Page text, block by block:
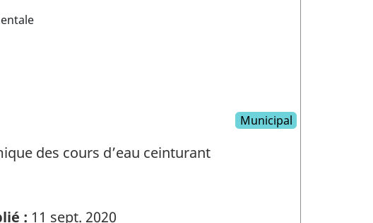
Municipal
des cours d’eau ceinturant
: 11 sept. 2020